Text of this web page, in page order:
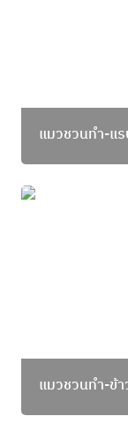
แมวชวนทำ-แ
แมวชวนทำ-ข้าว
แมวชวนทำ-ข้